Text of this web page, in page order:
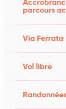
parcours
Via Ferrata
Vol libre